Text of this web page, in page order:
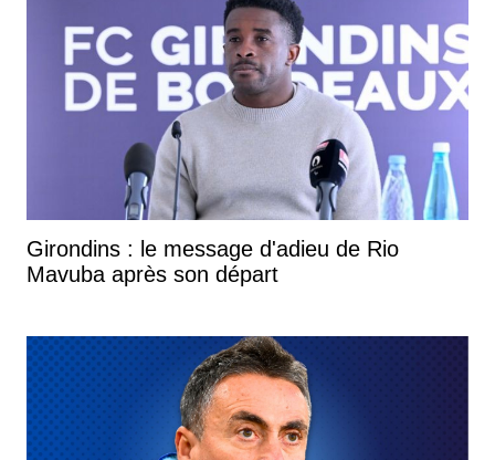
Girondins : le message d'adieu de Rio
Mavuba après son départ